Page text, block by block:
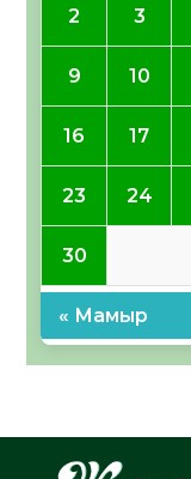
2 3
9 10
16 17
23 24
30
« Мамыр